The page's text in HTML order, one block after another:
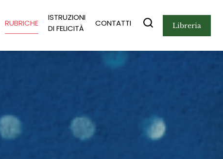
RUBRICHE
ISTRUZIONI
DI FELICITÀ
CONTATTI libreria